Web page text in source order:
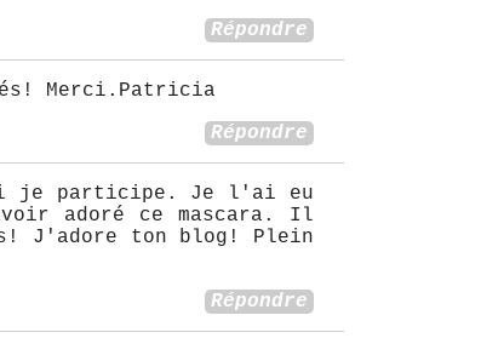
Répondre
Merci.Patricia
Répondre
je participe. Je l'ai eu
adoré ce mascara. Il
J'adore ton blog! Plein
Répondre